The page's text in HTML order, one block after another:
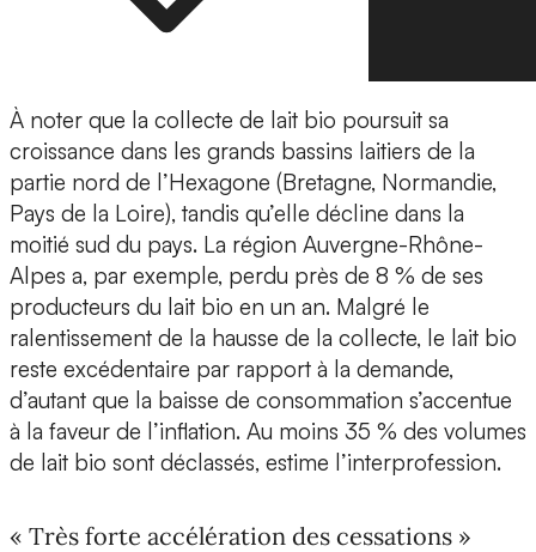
À noter que la collecte de lait bio poursuit sa
croissance dans les grands bassins laitiers de la
partie nord de l’Hexagone (Bretagne, Normandie,
Pays de la Loire), tandis qu’elle décline dans la
moitié sud du pays. La région Auvergne-Rhône-
Alpes a, par exemple, perdu près de 8 % de ses
producteurs du lait bio en un an. Malgré le
ralentissement de la hausse de la collecte, le lait bio
reste excédentaire par rapport à la demande,
d’autant que la baisse de consommation s’accentue
à la faveur de l’inflation. Au moins 35 % des volumes
de lait bio sont déclassés, estime l’interprofession.
« Très forte accélération des cessations »